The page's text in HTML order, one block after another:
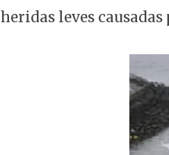
heridas leves